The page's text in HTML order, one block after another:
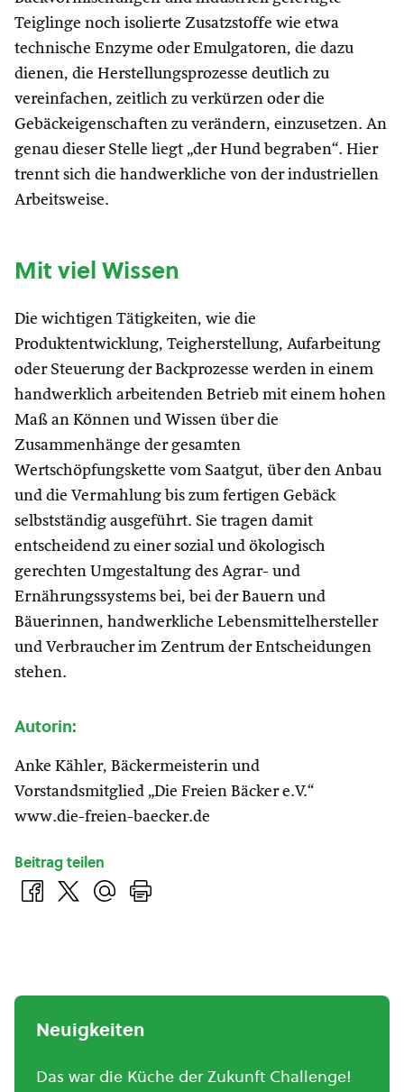
Teiglinge noch isolierte Zusatzstoffe wie etwa
technische Enzyme oder Emulgatoren, die dazu
dienen, die Herstellungsprozesse deutlich zu
vereinfachen, zeitlich zu verkürzen oder die
Gebäckeigenschaften zu verändern, einzusetzen. An
genau dieser Stelle liegt „der Hund begraben“. Hier
trennt sich die handwerkliche von der industriellen
Arbeitsweise.
Mit viel Wissen
Die wichtigen Tätigkeiten, wie die
Produktentwicklung, Teigherstellung, Aufarbeitung
oder Steuerung der Backprozesse werden in einem
handwerklich arbeitenden Betrieb mit einem hohen
Maß an Können und Wissen über die
Zusammenhänge der gesamten
Wertschöpfungskette vom Saatgut, über den Anbau
und die Vermahlung bis zum fertigen Gebäck
selbstständig ausgeführt. Sie tragen damit
entscheidend zu einer sozial und ökologisch
gerechten Umgestaltung des Agrar- und
Ernährungssystems bei, bei der Bauern und
Bäuerinnen, handwerkliche Lebensmittelhersteller
und Verbraucher im Zentrum der Entscheidungen
stehen.
Autorin:
Anke Kähler, Bäckermeisterin und
Vorstandsmitglied „Die Freien Bäcker e.V.“
www.die-freien-baecker.de
Beitrag teilen
Neuigkeiten
Das war die Küche der Zukunft Challenge!